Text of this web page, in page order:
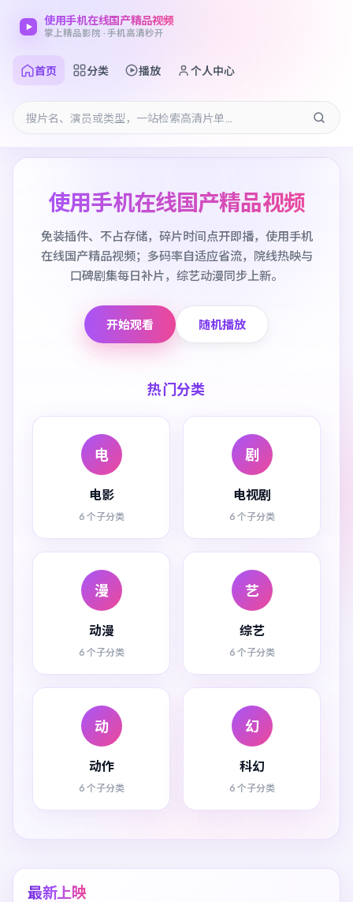
使用手机在线国产精品视频
掌上精品影院 · 手机高清秒开
首页 分类 播放 个人中心
使用手机在线国产精品视频
免装插件、不占存储，碎片时间点开即播，使用手机
在线国产精品视频；多码率自适应省流，院线热映与
口碑剧集每日补片，综艺动漫同步上新。
开始观看 随机播放
热门分类
电
电影
6 个子分类
剧
电视剧
6 个子分类
漫
动漫
6 个子分类
艺
综艺
6 个子分类
动
动作
6 个子分类
幻
科幻
6 个子分类
最新上映